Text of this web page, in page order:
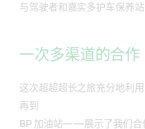
与驾驶者和嘉实多护车保养站
一次多渠道的合作
这次超超超长之旅充分地利
再到
BP 加油站——展示了我们合